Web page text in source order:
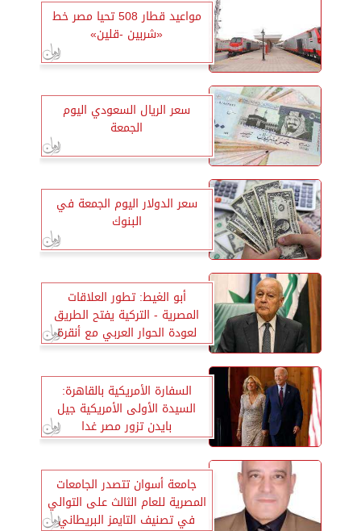
مواعيد قطار 508 تحيا مصر خط
«شربين -قلين»
سعر الريال السعودي اليوم
الجمعة
سعر الدولار اليوم الجمعة في
البنوك
أبو الغيط: تطور العلاقات
المصرية - التركية يفتح الطريق
لعودة الحوار العربي مع أنقرة
السفارة الأمريكية بالقاهرة:
السيدة الأولى الأمريكية جيل
بايدن تزور مصر غدا
جامعة أسوان تتصدر الجامعات
المصرية للعام الثالث على التوالي
في تصنيف التايمز البريطاني